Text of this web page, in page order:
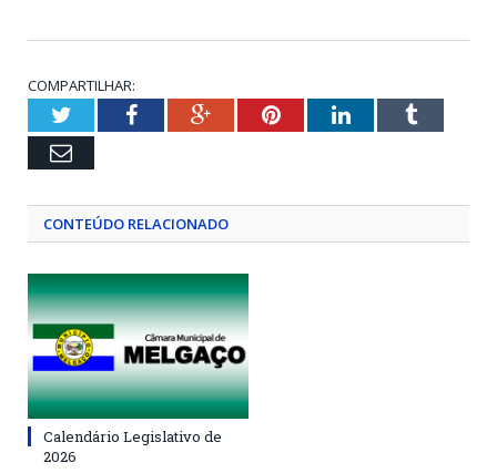
COMPARTILHAR:
TwitterFacebookGoogle+PinterestLinkedInTumblr
Email
CONTEÚDO RELACIONADO
Calendário Legislativo de
2026